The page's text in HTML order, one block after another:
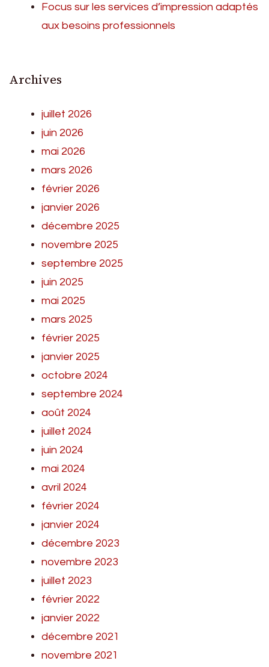
Focus sur les services d’impression adaptés
aux besoins professionnels
Archives
juillet 2026
juin 2026
mai 2026
mars 2026
février 2026
janvier 2026
décembre 2025
novembre 2025
septembre 2025
juin 2025
mai 2025
mars 2025
février 2025
janvier 2025
octobre 2024
septembre 2024
août 2024
juillet 2024
juin 2024
mai 2024
avril 2024
février 2024
janvier 2024
décembre 2023
novembre 2023
juillet 2023
février 2022
janvier 2022
décembre 2021
novembre 2021